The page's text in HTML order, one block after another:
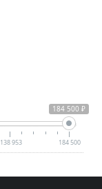
184 500 ₽
138 953 184 500